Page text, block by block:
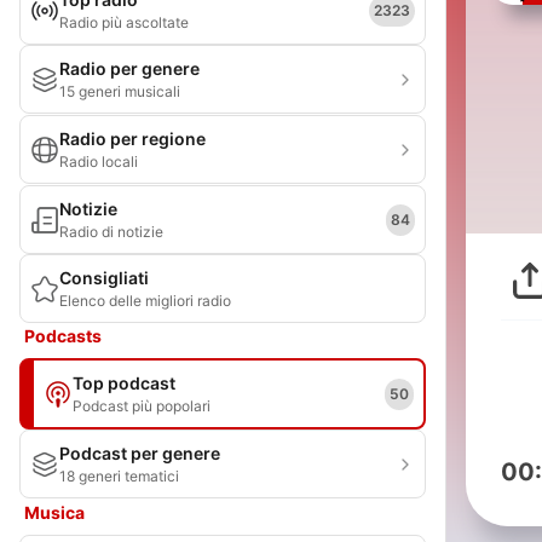
Radio più ascoltate
2323
Radio per genere
15 generi musicali
Radio per regione
Radio locali
Notizie
Radio di notizie
84
Consigliati
Elenco delle migliori radio
Podcasts
Top podcast
Podcast più popolari
50
Podcast per genere
18 generi tematici
Musica